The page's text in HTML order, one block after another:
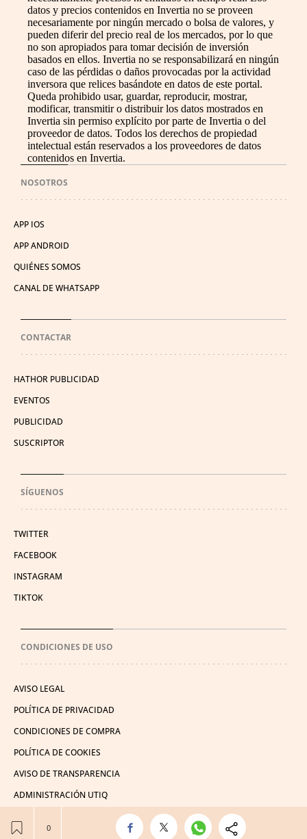
datos y precios contenidos en Invertia no se proveen
necesariamente por ningún mercado o bolsa de valores, y
pueden diferir del precio real de los mercados, por lo que
no son apropiados para tomar decisión de inversión
basados en ellos. Invertia no se responsabilizará en ningún
caso de las pérdidas o daños provocadas por la actividad
inversora que relices basándote en datos de este portal.
Queda prohibido usar, guardar, reproducir, mostrar,
modificar, transmitir o distribuir los datos mostrados en
Invertia sin permiso explícito por parte de Invertia o del
proveedor de datos. Todos los derechos de propiedad
intelectual están reservados a los proveedores de datos
contenidos en Invertia.
NOSOTROS
APP IOS
APP ANDROID
QUIÉNES SOMOS
CANAL DE WHATSAPP
CONTACTAR
HATHOR PUBLICIDAD
EVENTOS
PUBLICIDAD
SUSCRIPTOR
SÍGUENOS
TWITTER
FACEBOOK
INSTAGRAM
TIKTOK
CONDICIONES DE USO
AVISO LEGAL
POLÍTICA DE PRIVACIDAD
CONDICIONES DE COMPRA
POLÍTICA DE COOKIES
AVISO DE TRANSPARENCIA
ADMINISTRACIÓN UTIQ